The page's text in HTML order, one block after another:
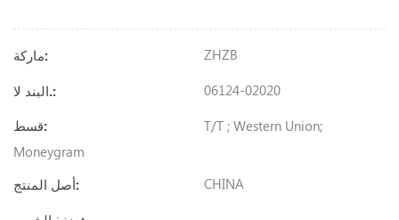
ماركة: ZHZB
البند لا.: 06124-02020
قسط:
T/T ; Western Union;
Moneygram
أصل المنتج:
CHINA